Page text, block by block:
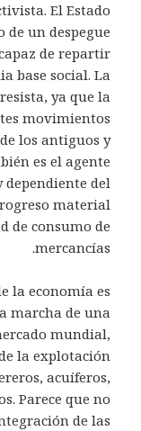
El Estado
un despegue
de repartir
base social. La
ya que la
movimientos
los antiguos y
es el agente
del
material
de consumo de
mercancías.
la economía es
marcha de una
mundial,
la explotación
acuíferos,
Parece que no
de las